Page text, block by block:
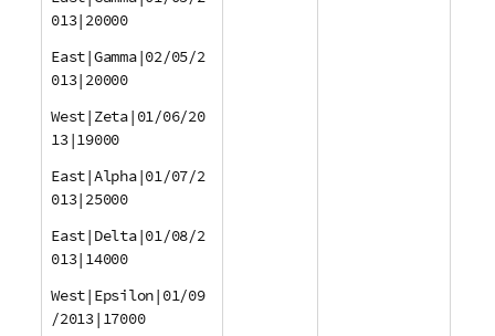
013|20000
East|Gamma|02/05/2
013|20000
West|Zeta|01/06/20
13|19000
East|Alpha|01/07/2
013|25000
East|Delta|01/08/2
013|14000
West|Epsilon|01/09
/2013|17000